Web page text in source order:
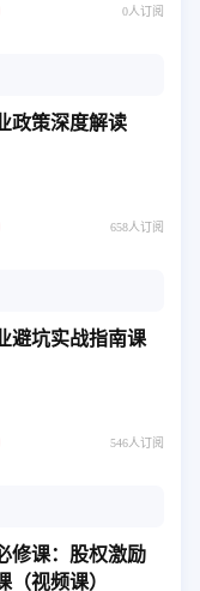
0人订阅
政策深度解读
658人订阅
避坑实战指南课
546人订阅
修课：股权激励
（视频课）